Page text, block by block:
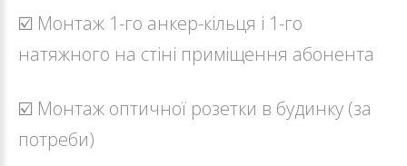
☑️ Монтаж 1-го анкер-кільця і 1-го
натяжного на стіні приміщення абонента
☑️ Монтаж оптичної розетки в будинку (за
потреби)